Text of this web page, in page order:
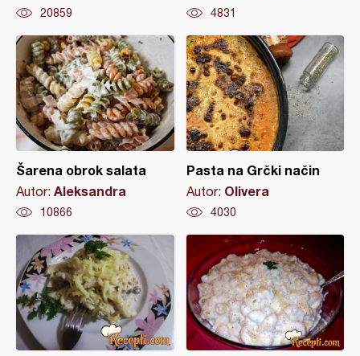
20859 4831
Šarena obrok salata
Autor: Aleksandra
10866
Pasta na Grčki način
Autor: Olivera
4030